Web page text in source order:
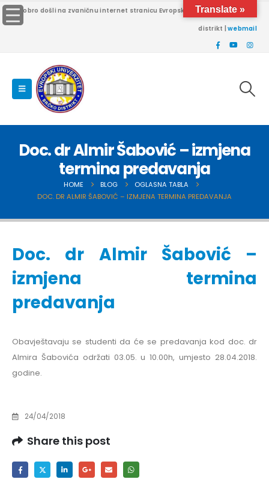
Dobro došli na zvaničnu internet stranicu Evropskog univerziteta Brčko
distrikt |webmail
Doc. dr Almir Šabović – izmjena
termina predavanja
HOME BLOG
OGLASNA TABLA
DOC. DR ALMIR ŠABOVIĆ – IZMJENA TERMINA PREDAVANJA
Doc. dr Almir Šabović –
izmjena termina
predavanja
Obavještavaju se studenti da će se predavanja kod doc. dr
Almira Šabovića održati 03.05. u 10.00h, umjesto 28.04.2018.
godine.
24/04/2018
Share this post
Translate »